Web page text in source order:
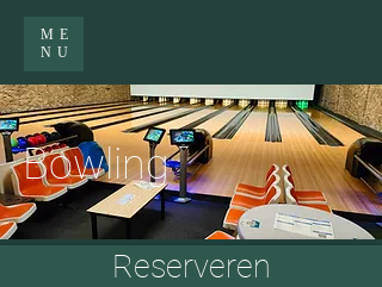
ME
NU
Bowling
Reserveren